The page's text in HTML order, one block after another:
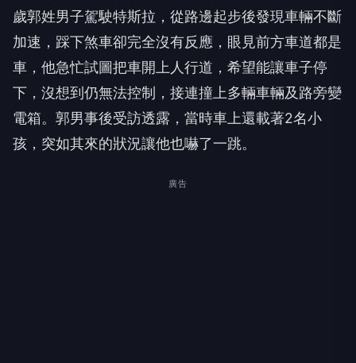
歲郭姓男子駕駛特斯拉，從路邊起步後發現車輛不斷
加速，踩下煞車卻完全沒有反應，眼見前方車道都是
車，他急忙試圖把車開上人行道，希望能讓車子停
下，沒想到仍無法控制，接連撞上多輛車輛及路旁變
電箱。郭男事後受訪透露，當時車上還載著2名小
孩，突如其來的狀況讓他也嚇了一跳。
廣告